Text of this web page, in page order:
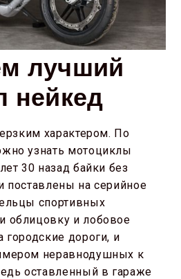
лучший
нейкед
характером. По
узнать мотоциклы
30 назад байки без
поставлены на серийное
спортивных
облицовку и лобовое
городские дороги, и
неравнодушных к
оставленный в гараже